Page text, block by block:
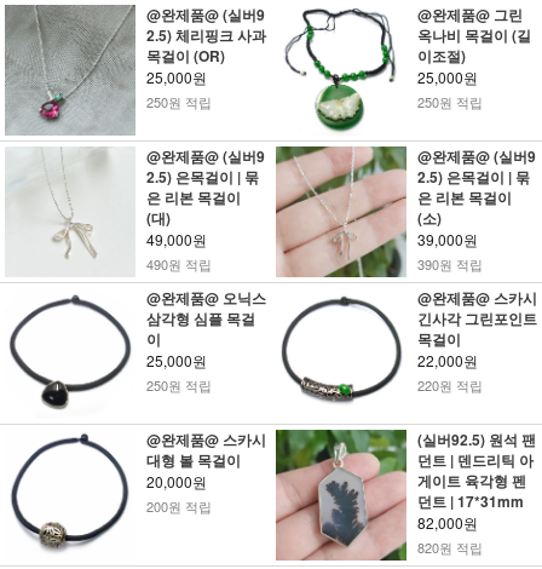
@완제품@ (실버9
2.5) 체리핑크 사과
목걸이 (OR)
25,000원
250원 적립
@완제품@ 그린
옥나비 목걸이 (길
이조절)
25,000원
250원 적립
@완제품@ (실버9
2.5) 은목걸이 | 묶
은 리본 목걸이
(대)
49,000원
490원 적립
@완제품@ (실버9
2.5) 은목걸이 | 묶
은 리본 목걸이
(소)
39,000원
390원 적립
@완제품@ 오닉스
삼각형 심플 목걸
이
25,000원
250원 적립
@완제품@ 스카시
긴사각 그린포인트
목걸이
22,000원
220원 적립
@완제품@ 스카시
대형 볼 목걸이
20,000원
200원 적립
(실버92.5) 원석 팬
던트 | 덴드리틱 아
게이트 육각형 펜
던트 | 17*31mm
82,000원
820원 적립